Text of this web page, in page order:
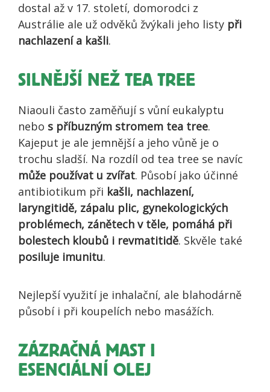
dostal až v 17. století, domorodci z
Austrálie ale už odvěků žvýkali jeho listy při
nachlazení a kašli.
SILNĚJŠÍ NEŽ TEA TREE
Niaouli často zaměňují s vůní eukalyptu
nebo s příbuzným stromem tea tree.
Kajeput je ale jemnější a jeho vůně je o
trochu sladší. Na rozdíl od tea tree se navíc
může používat u zvířat. Působí jako účinné
antibiotikum při kašli, nachlazení,
laryngitidě, zápalu plic, gynekologických
problémech, zánětech v těle, pomáhá při
bolestech kloubů i revmatitidě. Skvěle také
posiluje imunitu.
Nejlepší využití je inhalační, ale blahodárně
působí i při koupelích nebo masážích.
ZÁZRAČNÁ MAST I
ESENCIÁLNÍ OLEJ